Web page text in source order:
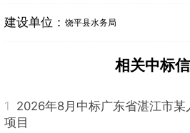
建设单位： 饶平县水务局
相关中标
1 2026年8月中标广东省湛江市
项目